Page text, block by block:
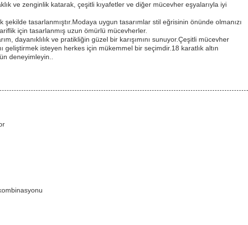
ve zenginlik katarak, çeşitli kıyafetler ve diğer mücevher eşyalarıyla iyi
tasarlanmıştır.Modaya uygun tasarımlar stil eğrisinin önünde olmanızı
için tasarlanmış uzun ömürlü mücevherler.
dayanıklılık ve pratikliğin güzel bir karışımını sunuyor.Çeşitli mücevher
isteyen herkes için mükemmel bir seçimdir.18 karatlık altın
deneyimleyin..